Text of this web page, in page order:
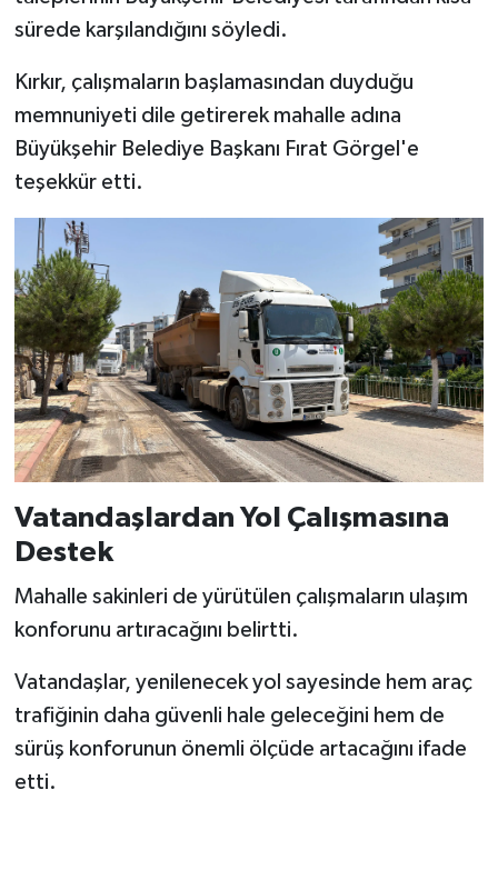
sürede karşılandığını söyledi.
Kırkır, çalışmaların başlamasından duyduğu
memnuniyeti dile getirerek mahalle adına
Büyükşehir Belediye Başkanı Fırat Görgel'e
teşekkür etti.
Vatandaşlardan Yol Çalışmasına
Destek
Mahalle sakinleri de yürütülen çalışmaların ulaşım
konforunu artıracağını belirtti.
Vatandaşlar, yenilenecek yol sayesinde hem araç
trafiğinin daha güvenli hale geleceğini hem de
sürüş konforunun önemli ölçüde artacağını ifade
etti.